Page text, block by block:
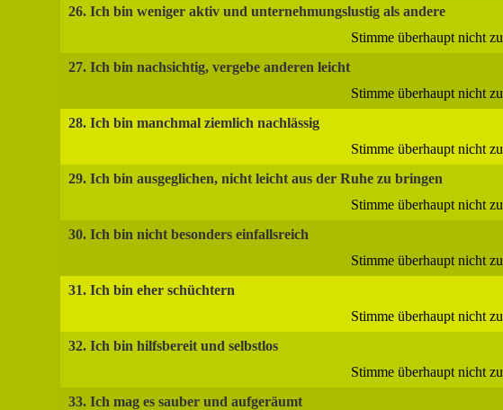
26. Ich bin weniger aktiv und unternehmungslustig als andere
Stimme überhaupt nicht zu
27. Ich bin nachsichtig, vergebe anderen leicht
Stimme überhaupt nicht zu
28. Ich bin manchmal ziemlich nachlässig
Stimme überhaupt nicht zu
29. Ich bin ausgeglichen, nicht leicht aus der Ruhe zu bringen
Stimme überhaupt nicht zu
30. Ich bin nicht besonders einfallsreich
Stimme überhaupt nicht zu
31. Ich bin eher schüchtern
Stimme überhaupt nicht zu
32. Ich bin hilfsbereit und selbstlos
Stimme überhaupt nicht zu
33. Ich mag es sauber und aufgeräumt